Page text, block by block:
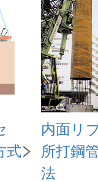
式
内面リ
所打鋼
法